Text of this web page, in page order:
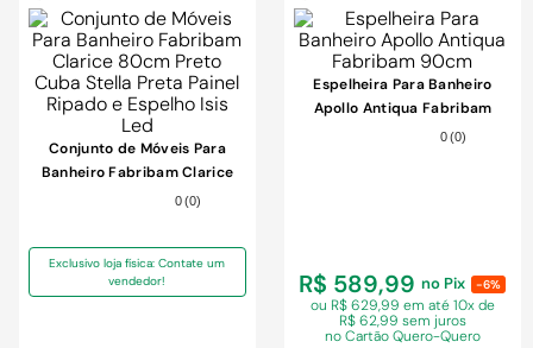
Conjunto de Móveis Para
Banheiro Fabribam Clarice
80cm Preto Cuba Stella Preta
Led
0 (0)
Exclusivo loja física: Contate um
vendedor!
Espelheira Para Banheiro
Apollo Antiqua Fabribam
0 (0)
R$ 589,99 no Pix -6%
ou R$ 629,99 em até 10x de
R$ 62,99 sem juros
no Cartão Quero-Quero